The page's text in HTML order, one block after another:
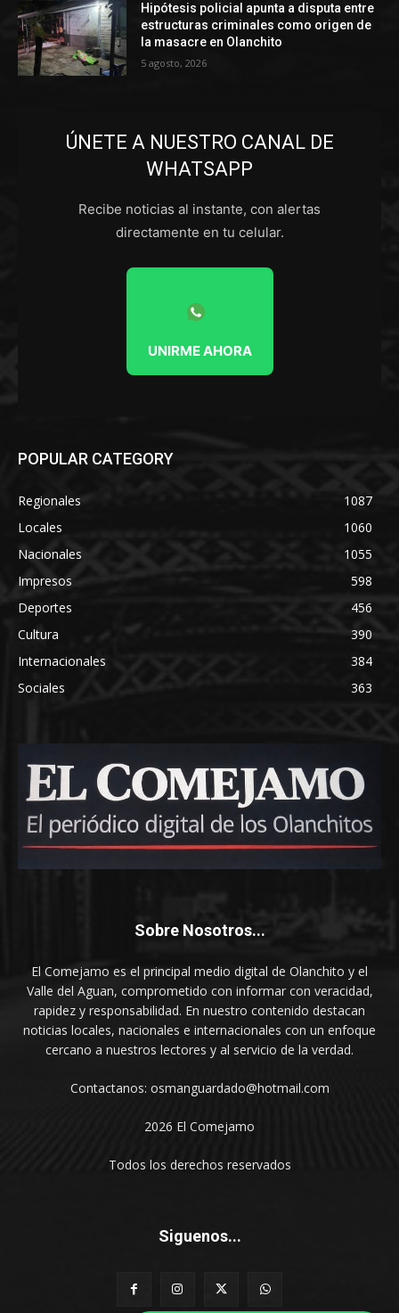
Hipótesis policial apunta a disputa entre
estructuras criminales como origen de
la masacre en Olanchito
5 agosto, 2026
ÚNETE A NUESTRO CANAL DE
WHATSAPP
Recibe noticias al instante, con alertas
directamente en tu celular.
UNIRME AHORA
POPULAR CATEGORY
Regionales
1087
Locales
1060
Nacionales
1055
Impresos
598
Deportes
456
Cultura
390
Internacionales
384
Sociales
363
Sobre Nosotros...
El Comejamo es el principal medio digital de Olanchito y el
Valle del Aguan, comprometido con informar con veracidad,
rapidez y responsabilidad. En nuestro contenido destacan
noticias locales, nacionales e internacionales con un enfoque
cercano a nuestros lectores y al servicio de la verdad.
Contactanos: osmanguardado@hotmail.com
2026 El Comejamo
Todos los derechos reservados
Siguenos...